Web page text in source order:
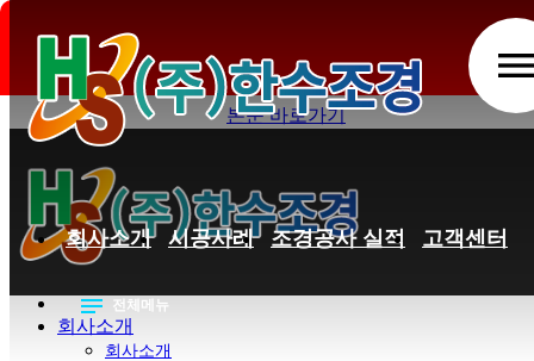
개인정보 처리방침
본문 바로가기
회사소개 시공사례 조경공사 실적 고객센터
notes 전체메뉴
회사소개
회사소개